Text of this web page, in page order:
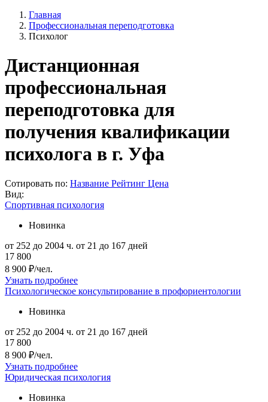
Главная
Профессиональная переподготовка
Психолог
Дистанционная
профессиональная
переподготовка для
получения квалификации
психолога в г. Уфа
Сотировать по: Название Рейтинг Цена
Вид:
Спортивная психология
Новинка
от 252 до 2004 ч. от 21 до 167 дней
17 800
8 900 ₽/чел.
Узнать подробнее
Психологическое консультирование в профориентологии
Новинка
от 252 до 2004 ч. от 21 до 167 дней
17 800
8 900 ₽/чел.
Узнать подробнее
Юридическая психология
Новинка